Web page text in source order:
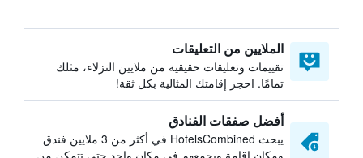
الملايين من التعليقات
تقييمات وتعليقات حقيقية من ملايين النزلاء، مثلك
تمامًا. احجز إقامتك المثالية بكل ثقة!
أفضل صفقات الفنادق
يبحث HotelsCombined في أكثر من 3 ملايين فندق
ومكان إقامة ويجمعهم في مكان واحد حتى تتمكن من